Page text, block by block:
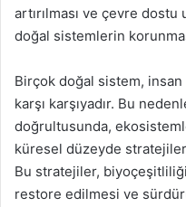
artırılması ve çevre
doğal sistemlerin
Birçok doğal sistem,
karşı karşıyadır. Bu
doğrultusunda,
küresel düzeyde
Bu stratejiler,
restore edilmesi ve